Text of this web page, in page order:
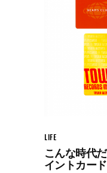
LIFE
こんな時代
イントカー